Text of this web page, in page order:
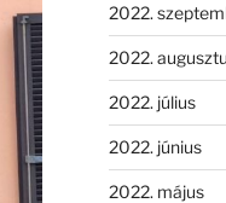
2022.
2022.
2022. július
2022. június
2022. május